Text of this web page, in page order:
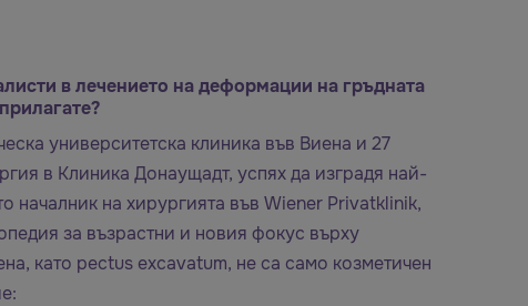
в лечението на деформации на гръдната
университетска клиника във Виена и 27
в Клиника Донаущадт, успях да изградя най-
началник на хирургията във Wiener Privatklinik,
за възрастни и новия фокус върху
като pectus excavatum, не са само козметичен